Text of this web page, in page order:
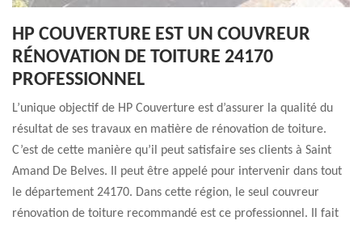
HP COUVERTURE EST UN COUVREUR
RÉNOVATION DE TOITURE 24170
PROFESSIONNEL
L’unique objectif de HP Couverture est d’assurer la qualité du
résultat de ses travaux en matière de rénovation de toiture.
C’est de cette manière qu’il peut satisfaire ses clients à Saint
Amand De Belves. Il peut être appelé pour intervenir dans tout
le département 24170. Dans cette région, le seul couvreur
rénovation de toiture recommandé est ce professionnel. Il fait